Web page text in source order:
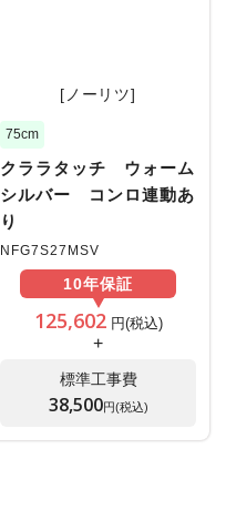
[ノーリツ]
75cm
クララタッチ ウォーム
シルバー コンロ連動あ
り
NFG7S27MSV
10年保証
125,602円(税込)
+
標準工事費
38,500円(税込)